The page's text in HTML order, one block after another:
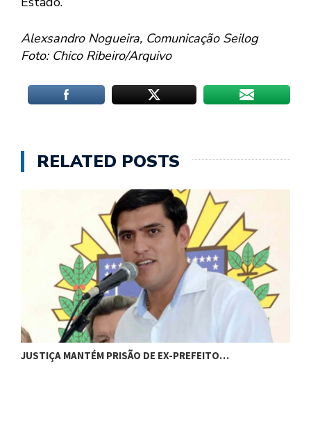
Alexsandro Nogueira, Comunicação Seilog
Foto: Chico Ribeiro/Arquivo
RELATED POSTS
JUSTIÇA MANTÉM PRISÃO DE EX-PREFEITO…